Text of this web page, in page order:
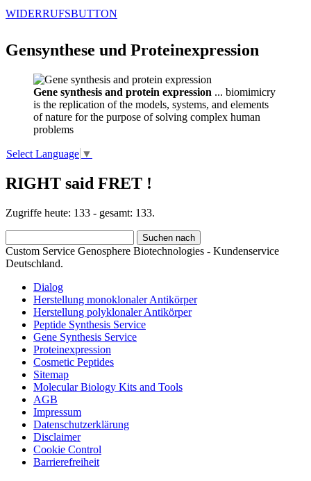
WIDERRUFSBUTTON
Gensynthese und Proteinexpression
Gene synthesis and protein expression ... biomimicry
is the replication of the models, systems, and elements
of nature for the purpose of solving complex human
problems
Select Language ▼
RIGHT said FRET !
Zugriffe heute: 133 - gesamt: 133.
Custom Service Genosphere Biotechnologies - Kundenservice
Deutschland.
Dialog
Herstellung monoklonaler Antikörper
Herstellung polyklonaler Antikörper
Peptide Synthesis Service
Gene Synthesis Service
Proteinexpression
Cosmetic Peptides
Sitemap
Molecular Biology Kits and Tools
AGB
Impressum
Datenschutzerklärung
Disclaimer
Cookie Control
Barrierefreiheit